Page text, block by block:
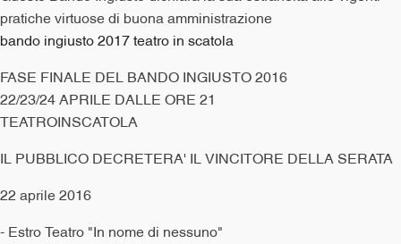
pratiche virtuose di buona amministrazione
bando ingiusto 2017 teatro in scatola
FASE FINALE DEL BANDO INGIUSTO 2016
22/23/24 APRILE DALLE ORE 21
TEATROINSCATOLA
IL PUBBLICO DECRETERA' IL VINCITORE DELLA SERATA
22 aprile 2016
- Estro Teatro "In nome di nessuno"